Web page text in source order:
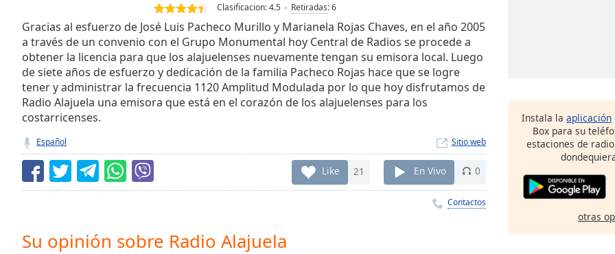
Seek to
currently
behind
LIVE
Remaining
Time-
Playback
Chapters
Descriptions
Clasificacion:4.5 Retiradas:6
Gracias al esfuerzo de José Luis Pacheco Murillo y Marianela Rojas Chaves, en el año 2005
a través de un convenio con el Grupo Monumental hoy Central de Radios se procede a
obtener la licencia para que los alajuelenses nuevamente tengan su emisora local. Luego
de siete años de esfuerzo y dedicación de la familia Pacheco Rojas hace que se logre
tener y administrar la frecuencia 1120 Amplitud Modulada por lo que hoy disfrutamos de
Radio Alajuela una emisora que está en el corazón de los alajuelenses para los
costarricenses.
Español Sitio web
Like 21 En Vivo 0
Contactos
Su opinión sobre Radio Alajuela
Instala la aplicación
Box para su
estaciones de
otras